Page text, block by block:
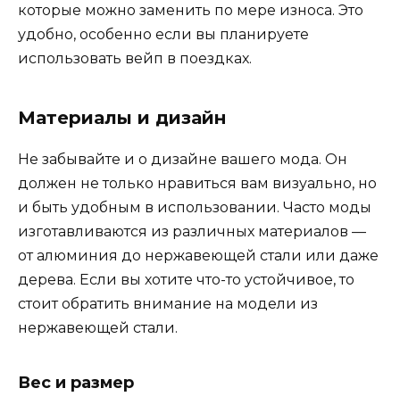
которые можно заменить по мере износа. Это
удобно, особенно если вы планируете
использовать вейп в поездках.
Материалы и дизайн
Не забывайте и о дизайне вашего мода. Он
должен не только нравиться вам визуально, но
и быть удобным в использовании. Часто моды
изготавливаются из различных материалов —
от алюминия до нержавеющей стали или даже
дерева. Если вы хотите что-то устойчивое, то
стоит обратить внимание на модели из
нержавеющей стали.
Вес и размер